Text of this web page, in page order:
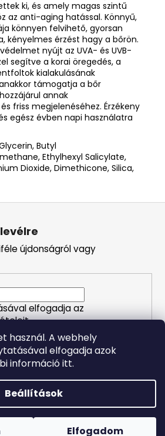
használ. A webhely
elfogadja azok
információ itt.
Beállítások
Elfogadom
a csomagautomatákba
hőmérsékletre érzékeny
biztos, hogy optimális állapotban
ki, és amely magas szintű
az anti-aging hatással. Könnyű,
könnyen felvihető, gyorsan
kényelmes érzést hagy a bőrön.
nyújt az UVA- és UVB-
segítve a korai öregedés, a
kialakulásának
támogatja a bőr
annak
friss megjelenéséhez. Érzékeny
egész évben napi használatra
Butyl
Ethylhexyl Salicylate,
Dioxide, Dimethicone, Silica,
újdonságról vagy
elfogadja az
. Minden jog fenntartva.Süti
szerkesztése